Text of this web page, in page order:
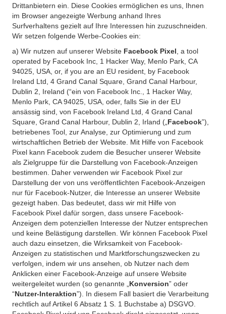
Drittanbietern ein. Diese Cookies ermöglichen es uns, Ihnen
im Browser angezeigte Werbung anhand Ihres
Surfverhaltens gezielt auf Ihre Interessen hin zuzuschneiden.
Wir setzen folgende Werbe-Cookies ein:
a) Wir nutzen auf unserer Website Facebook Pixel , a tool
operated by Facebook Inc, 1 Hacker Way, Menlo Park, CA
94025, USA, or, if you are an EU resident, by Facebook
Ireland Ltd, 4 Grand Canal Square, Grand Canal Harbour,
Dublin 2, Ireland (“ein von Facebook Inc., 1 Hacker Way,
Menlo Park, CA 94025, USA, oder, falls Sie in der EU
ansässig sind, von Facebook Ireland Ltd, 4 Grand Canal
Square, Grand Canal Harbour, Dublin 2, Irland („ Facebook”),
betriebenes Tool, zur Analyse, zur Optimierung und zum
wirtschaftlichen Betrieb der Website. Mit Hilfe von Facebook
Pixel kann Facebook zudem die Besucher unserer Website
als Zielgruppe für die Darstellung von Facebook-Anzeigen
bestimmen. Daher verwenden wir Facebook Pixel zur
Darstellung der von uns veröffentlichten Facebook-Anzeigen
nur für Facebook-Nutzer, die Interesse an unserer Website
gezeigt haben. Das bedeutet, dass wir mit Hilfe von
Facebook Pixel dafür sorgen, dass unsere Facebook-
Anzeigen dem potenziellen Interesse der Nutzer entsprechen
und keine Belästigung darstellen. Wir können Facebook Pixel
auch dazu einsetzen, die Wirksamkeit von Facebook-
Anzeigen zu statistischen und Marktforschungszwecken zu
verfolgen, indem wir uns ansehen, ob Nutzer nach dem
Anklicken einer Facebook-Anzeige auf unsere Website
weitergeleitet wurden (so genannte „ Konversion” oder
“Nutzer-Interaktion”). In diesem Fall basiert die Verarbeitung
rechtlich auf Artikel 6 Absatz 1 S. 1 Buchstabe a) DSGVO.